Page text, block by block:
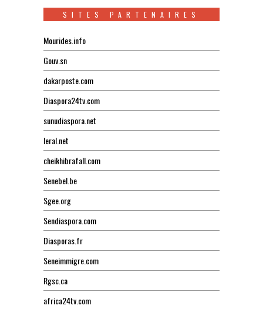
SITES PARTENAIRES
Mourides.info
Gouv.sn
dakarposte.com
Diaspora24tv.com
sunudiaspora.net
leral.net
cheikhibrafall.com
Senebel.be
Sgee.org
Sendiaspora.com
Diasporas.fr
Seneimmigre.com
Rgsc.ca
africa24tv.com